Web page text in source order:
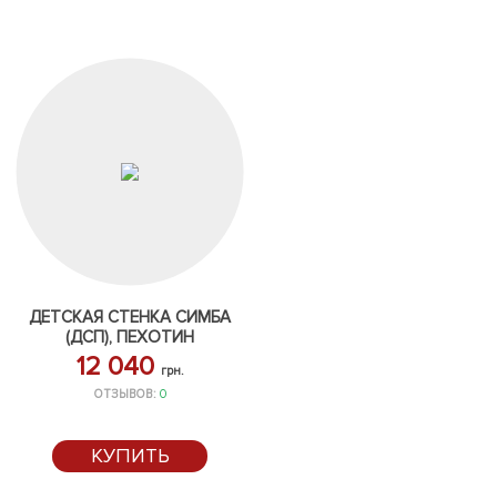
ДЕТСКАЯ СТЕНКА СИМБА
(ДСП), ПЕХОТИН
12 040 грн.
ОТЗЫВОВ: 0
КУПИТЬ